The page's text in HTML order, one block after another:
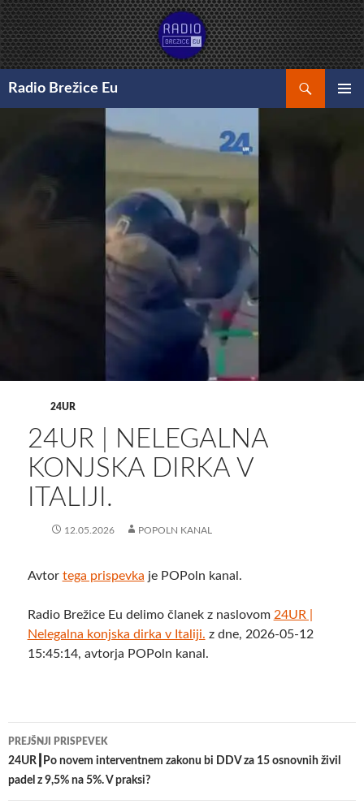
Preskoči
na
vsebino
Radio Brežice Eu
24UR
24UR | NELEGALNA
KONJSKA DIRKA V
ITALIJI.
12.05.2026 POPOLN KANAL
Avtor tega prispevka je POPoln kanal.
Radio Brežice Eu delimo članek z naslovom 24UR |
Nelegalna konjska dirka v Italiji. z dne, 2026-05-12
15:45:14, avtorja POPoln kanal.
Krmarjenje
po
prispevkih
PREJŠNJI PRISPEVEK
24UR┃Po novem interventnem zakonu bi DDV za 15 osnovnih živil
padel z 9,5% na 5%. V praksi?